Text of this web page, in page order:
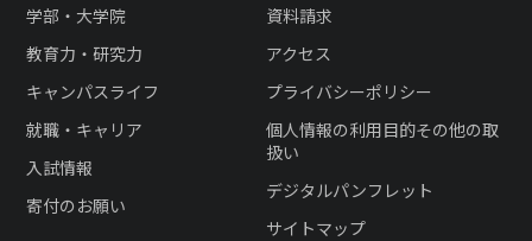
学部・大学院
教育力・研究力
キャンパスライフ
就職・キャリア
入試情報
寄付のお願い
資料請求
アクセス
プライバシーポリシー
個人情報の利用目的その他の取
扱い
デジタルパンフレット
サイトマップ